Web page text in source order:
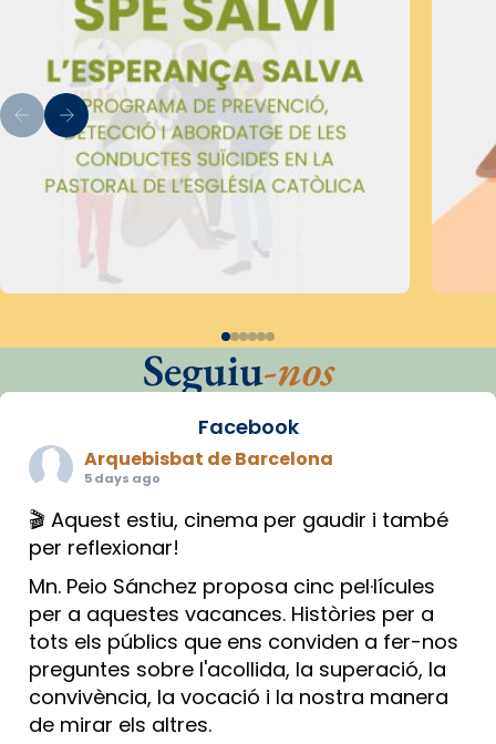
Seguiu-nos
Facebook
Arquebisbat de Barcelona
5 days ago
🎬 Aquest estiu, cinema per gaudir i també
per reflexionar!
Mn. Peio Sánchez proposa cinc pel·lícules
per a aquestes vacances. Històries per a
tots els públics que ens conviden a fer-nos
preguntes sobre l'acollida, la superació, la
convivència, la vocació i la nostra manera
de mirar els altres.